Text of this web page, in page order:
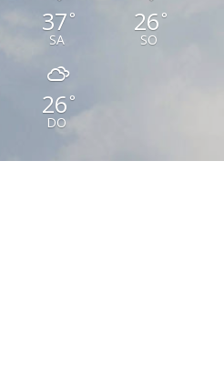
37 °
SA
26 °
SO
26 °
DO